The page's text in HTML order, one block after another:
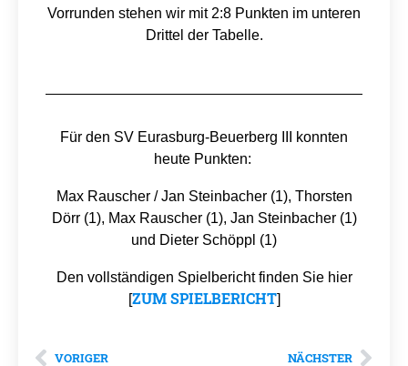
Vorrunden stehen wir mit 2:8 Punkten im unteren
Drittel der Tabelle.
Für den SV Eurasburg-Beuerberg III konnten
heute Punkten:
Max Rauscher / Jan Steinbacher (1), Thorsten
Dörr (1), Max Rauscher (1), Jan Steinbacher (1)
und Dieter Schöppl (1)
Den vollständigen Spielbericht finden Sie hier
[ZUM SPIELBERICHT]
VORIGER NÄCHSTER